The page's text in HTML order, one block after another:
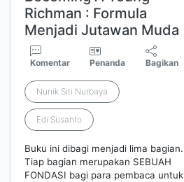
Richman : Formula
Menjadi Jutawan Muda
Komentar Penanda Bagikan
Nunik Siti Nurbaya
Edi Susanto
Buku ini dibagi menjadi lima bagian.
Tiap bagian merupakan SEBUAH
FONDASI bagi para pembaca untuk